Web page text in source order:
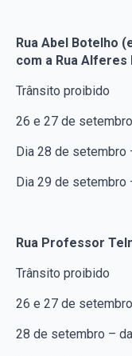
Rua Abel Botelho
com a Rua
Trânsito proibido
26 e 27 de
Dia 28 de setembro
Dia 29 de setembro
Rua Professor
Trânsito proibido
26 e 27 de
28 de setembro –